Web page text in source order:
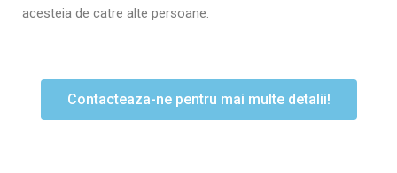
acesteia de catre alte persoane.
Contacteaza-ne pentru mai multe detalii!